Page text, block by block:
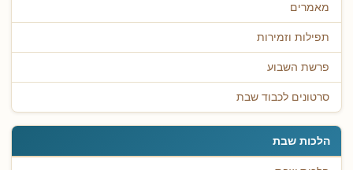
מאמרים
תפילות וזמירות
פרשת השבוע
סרטונים לכבוד שבת
הלכות שבת